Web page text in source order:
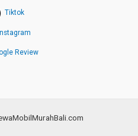
Tiktok
Review